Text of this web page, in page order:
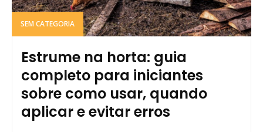
SEM CATEGORIA
Estrume na horta: guia
completo para iniciantes
sobre como usar, quando
aplicar e evitar erros